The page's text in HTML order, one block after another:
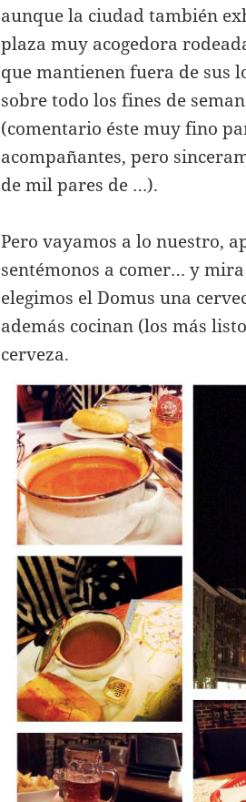
aunque la ciudad también
plaza muy acogedora
que mantienen fuera de sus
sobre todo los fines de
(comentario éste muy fino
acompañantes, pero
de mil pares de …).
Pero vayamos a lo nuestro,
sentémonos a comer… y
elegimos el Domus una
además cocinan (los más
cerveza.